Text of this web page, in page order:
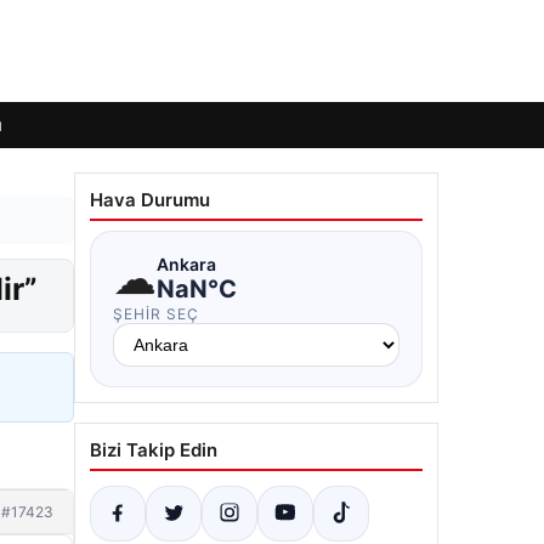
#17423
Hava Durumu
☁Ankara
NaN°C
ŞEHIR SEÇ
Bizi Takip Edin